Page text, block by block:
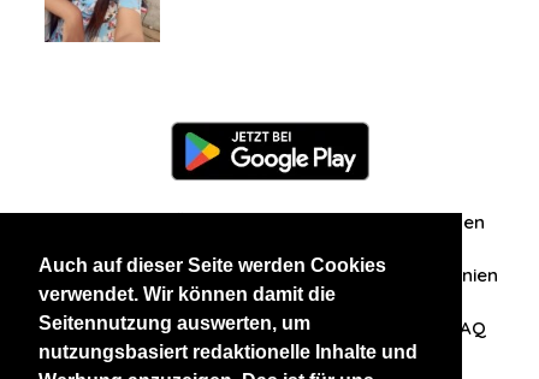
Auch auf dieser Seite werden Cookies
verwendet. Wir können damit die
Seitennutzung auswerten, um
nutzungsbasiert redaktionelle Inhalte und
Zuschriften/Erfahrungen
Datenschutzerklärung AGB Datenschutzrichtlinien
Nehmen Sie Kontakt mit uns auf FAQ